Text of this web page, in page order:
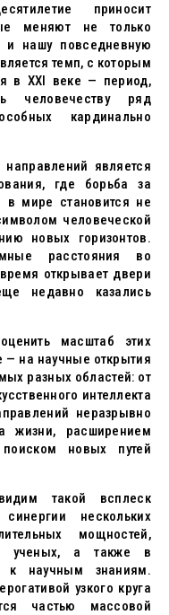
приносит
меняют не только
и нашу повседневную
темп, с которым
в XXI веке — период,
человечеству ряд
кардинально
является
где борьба за
мире становится не
человеческой
новых горизонтов.
расстояния во
открывает двери
недавно казались
масштаб этих
— на научные открытия
разных областей: от
интеллекта
неразрывно
жизни, расширением
новых путей
такой всплеск
нескольких
мощностей,
ученых, а также в
к научным знаниям.
узкого круга
частью массовой